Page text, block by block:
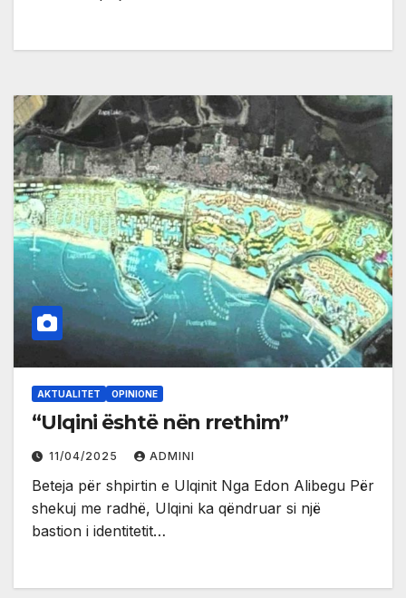
AKTUALITET OPINIONE
“Ulqini është nën rrethim”
11/04/2025 ADMINI
Beteja për shpirtin e Ulqinit Nga Edon Alibegu Për
shekuj me radhë, Ulqini ka qëndruar si një
bastion i identitetit…